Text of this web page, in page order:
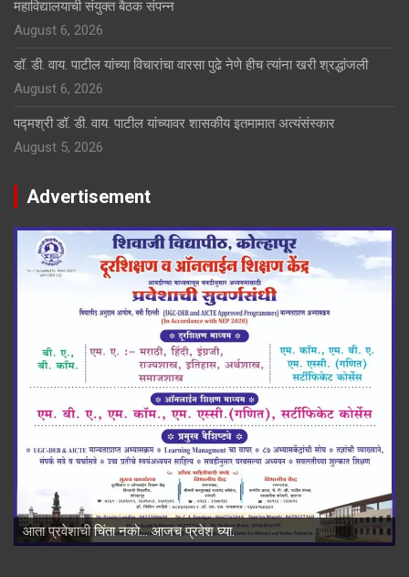
महाविद्यालयाची संयुक्त बैठक संपन्न
August 6, 2026
डॉ. डी. वाय. पाटील यांच्या विचारांचा वारसा पुढे नेणे हीच त्यांना खरी श्रद्धांजली
August 6, 2026
पद्मश्री डॉ. डी. वाय. पाटील यांच्यावर शासकीय इतमामात अत्यंसंस्कार
August 5, 2026
Advertisement
आता प्रवेशाची चिंता नकाे... आजच प्रवेश घ्या.